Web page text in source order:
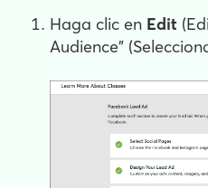
Haga clic en Edit
Audience"